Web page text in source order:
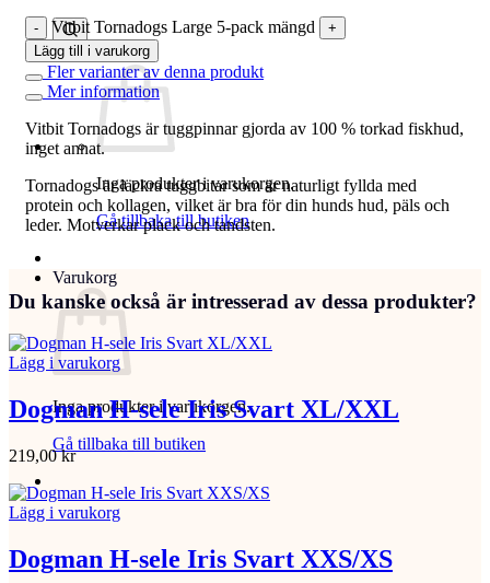
Inga produkter i varukorgen.
Gå tillbaka till butiken
Varukorg
Inga produkter i varukorgen.
Gå tillbaka till butiken
Vitbit Tornadogs Large 5-pack mängd
Lägg till i varukorg
Fler varianter av denna produkt
Mer information
Vitbit Tornadogs är tuggpinnar gjorda av 100 % torkad fiskhud,
inget annat.
Tornadogs är läckra tuggbitar som är naturligt fyllda med
protein och kollagen, vilket är bra för din hunds hud, päls och
leder. Motverkar plack och tandsten.
Du kanske också är intresserad av dessa produkter?
Lägg i varukorg
Dogman H-sele Iris Svart XL/XXL
219,00kr
Lägg i varukorg
Dogman H-sele Iris Svart XXS/XS